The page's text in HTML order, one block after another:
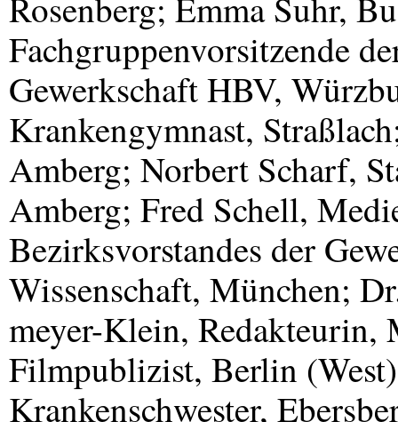
Fachgruppenvorsitzende
GewerkschaftHBV,
Krankengymnast,
Amberg; Norbert Scharf,
Amberg; Fred Schell,
Bezirksvorstandes der
Wissenschaft, München;
meyer-Klein, Redakteurin,
Filmpublizist, Berlin
Krankenschwester,